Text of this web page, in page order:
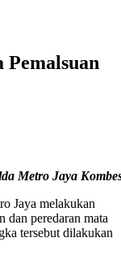
Pemalsuan
Metro Jaya
Jaya melakukan
dan peredaran mata
tersebut dilakukan